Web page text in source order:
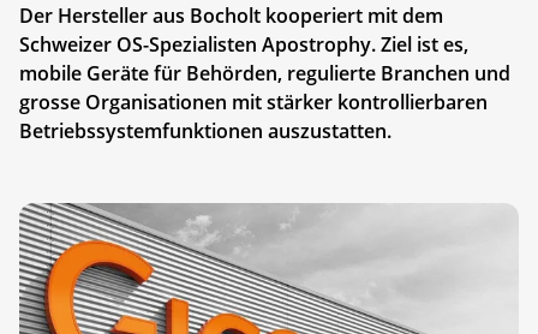
Der Hersteller aus Bocholt kooperiert mit dem
Schweizer OS-Spezialisten Apostrophy. Ziel ist es,
mobile Geräte für Behörden, regulierte Branchen und
grosse Organisationen mit stärker kontrollierbaren
Betriebssystemfunktionen auszustatten.